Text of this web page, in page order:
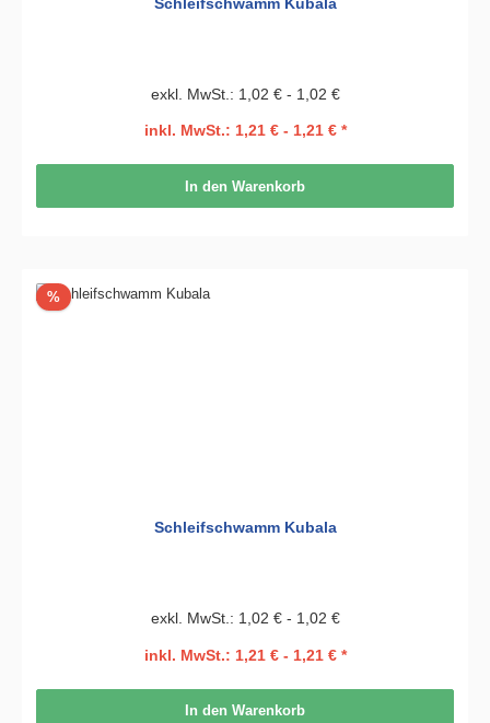
exkl. MwSt.: 1,02 € - 1,02 €
inkl. MwSt.: 1,21 € - 1,21 € *
In den Warenkorb
%Rabatt
Schleifschwamm Kubala
exkl. MwSt.: 1,02 € - 1,02 €
inkl. MwSt.: 1,21 € - 1,21 € *
In den Warenkorb